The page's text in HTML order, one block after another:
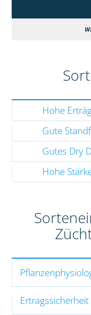
Hohe
Gute
Gutes Dry
Hohe
Ertragssicherheit